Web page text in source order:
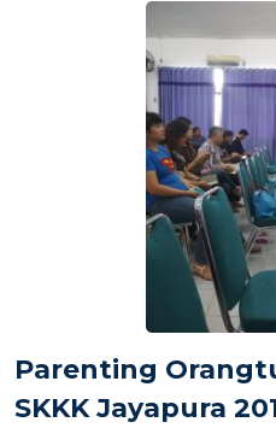
Parenting
SKKK Jayapura